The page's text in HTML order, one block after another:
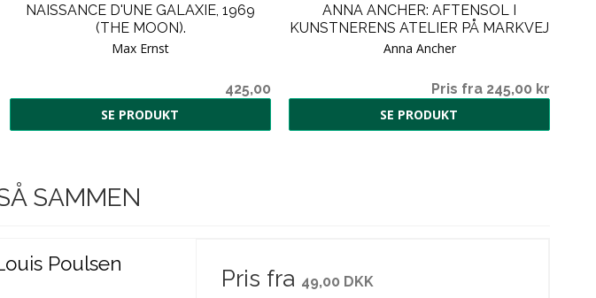
NAISSANCE D'UNE GALAXIE, 1969
(THE MOON).
Max Ernst
425,00
SE PRODUKT
ANNA ANCHER: AFTENSOL I
KUNSTNERENS ATELIER PÅ MARKVEJ
Anna Ancher
Pris fra 245,00 kr
SE PRODUKT
SAMMEN
Poulsen
Pris fra 49,00 DKK